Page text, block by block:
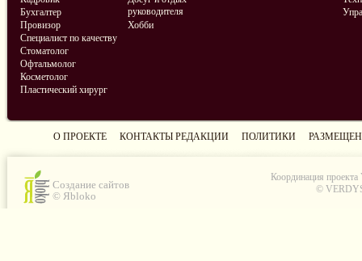
Бухгалтер
Провизор
Специалист по качеству
Стоматолог
Офтальмолог
Косметолог
Пластический хирург
руководителя
Хобби
О ПРОЕКТЕ КОНТАКТЫ РЕДАКЦИИ ПОЛИТИКИ
Создание сайтов
© Яbloko
Координация проекта
©